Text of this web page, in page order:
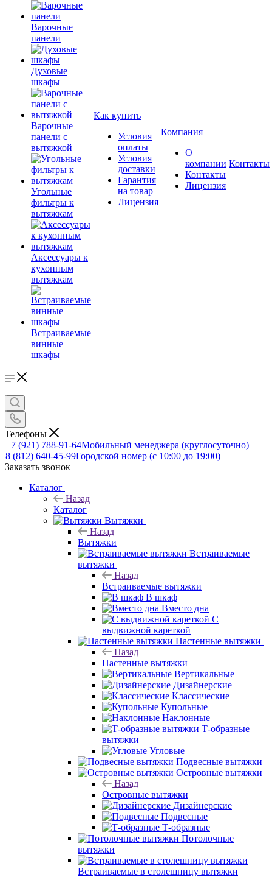
Варочные
панели
Духовые
шкафы
Варочные
панели с
вытяжкой
Угольные
фильтры к
вытяжкам
Аксессуары к
кухонным
вытяжкам
Встраиваемые
винные
шкафы
Как купить
Условия
оплаты
Условия
доставки
Гарантия
на товар
Лицензия
Компания
О
компании
Контакты
Лицензия
Контакты
Телефоны
+7 (921) 788-91-64Мобильный менеджера (круглосуточно)
8 (812) 640-45-99Городской номер (с 10:00 до 19:00)
Заказать звонок
Каталог
Назад
Каталог
Вытяжки
Назад
Вытяжки
Встраиваемые
вытяжки
Назад
Встраиваемые вытяжки
В шкаф
Вместо дна
С
выдвижной кареткой
Настенные вытяжки
Назад
Настенные вытяжки
Вертикальные
Дизайнерские
Классические
Купольные
Наклонные
Т-образные
вытяжки
Угловые
Подвесные вытяжки
Островные вытяжки
Назад
Островные вытяжки
Дизайнерские
Подвесные
Т-образные
Потолочные
вытяжки
Встраиваемые в столешницу вытяжки